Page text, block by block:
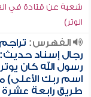
شعبة عن قتادة في
الوتر)
الفهرس: تراجم
رجال إسناد حديث:
رسول الله كان
اسم ربك الأعلى)
طريق رابعة عشرة